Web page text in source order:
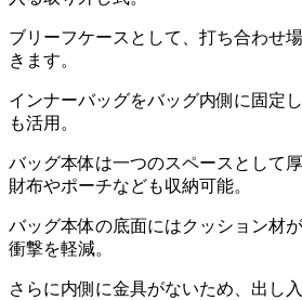
ブリーフケースとして、打ち合わせ
きます。
インナーバッグをバッグ内側に固定
も活用。
バッグ本体は一つのスペースとして
財布やポーチなども収納可能。
バッグ本体の底面にはクッション材
衝撃を軽減。
さらに内側に金具がないため、出し